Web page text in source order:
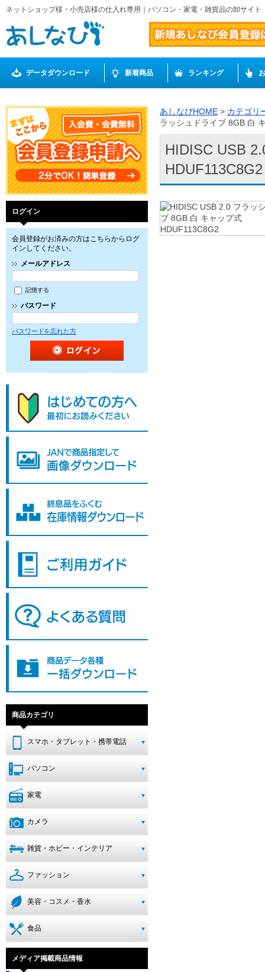
ネットショップ様・小売店様の仕入れ専用｜パソコン・家電・雑貨品の卸サイ
データダウンロード 新着商品 ランキング
ログイン
会員登録がお済みの方はこちらからログ
インしてください。
メールアドレス
記憶する
パスワード
パスワードを忘れた方
商品カテゴリ
スマホ・タブレット・携帯電話
パソコン
家電
カメラ
雑貨・ホビー・インテリア
ファッション
美容・コスメ・香水
食品
メディア掲載商品情報
あしなびHOME > カテゴリ
ラッシュドライブ 8GB 白
HIDISC USB
HDUF113C8G2